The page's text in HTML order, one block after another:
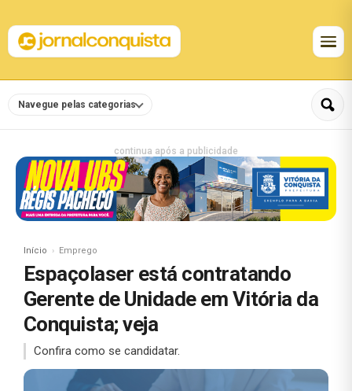
Navegue pelas categorias
continua após a publicidade
Início Emprego
Espaçolaser está contratando
Gerente de Unidade em Vitória da
Conquista; veja
Confira como se candidatar.